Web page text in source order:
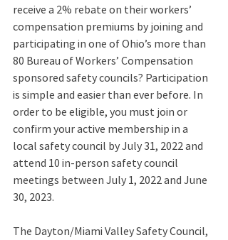
receive a 2% rebate on their workers’
compensation premiums by joining and
participating in one of Ohio’s more than
80 Bureau of Workers’ Compensation
sponsored safety councils? Participation
is simple and easier than ever before. In
order to be eligible, you must join or
confirm your active membership in a
local safety council by July 31, 2022 and
attend 10 in-person safety council
meetings between July 1, 2022 and June
30, 2023.
The Dayton/Miami Valley Safety Council,